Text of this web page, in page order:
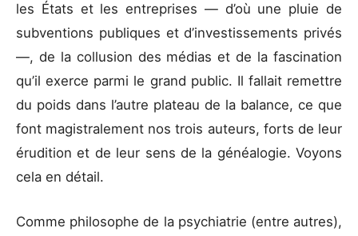
les États et les entreprises — d’où une pluie de
subventions publiques et d’investissements privés
—, de la collusion des médias et de la fascination
qu’il exerce parmi le grand public. Il fallait remettre
du poids dans l’autre plateau de la balance, ce que
font magistralement nos trois auteurs, forts de leur
érudition et de leur sens de la généalogie. Voyons
cela en détail.
Comme philosophe de la psychiatrie (entre autres),